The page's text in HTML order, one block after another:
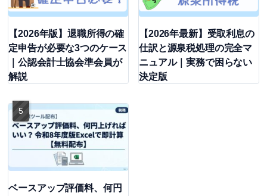
【2026年版】退職所得の確
定申告が必要な3つのケース
｜公認会計士協会準会員が
解説
【2026年最新】受取利息の
仕訳と源泉税処理の完全マ
ニュアル｜実務で困らない
決定版
ベースアップ評価料、何円